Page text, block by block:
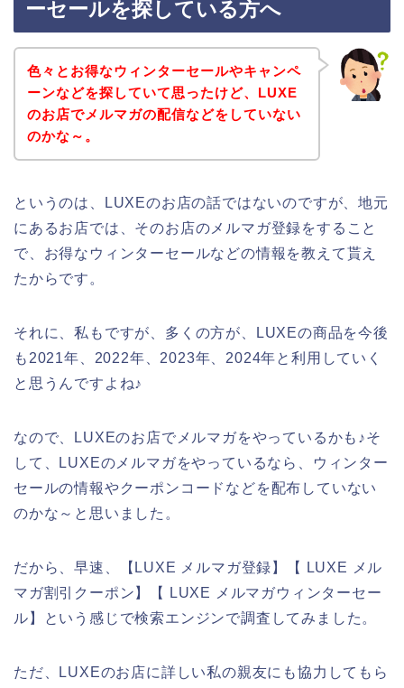
ーセールを探している方へ
色々とお得なウィンターセールやキャンペ
ーンなどを探していて思ったけど、LUXE
のお店でメルマガの配信などをしていない
のかな～。
というのは、LUXEのお店の話ではないのですが、地元
にあるお店では、そのお店のメルマガ登録をすること
で、お得なウィンターセールなどの情報を教えて貰え
たからです。
それに、私もですが、多くの方が、LUXEの商品を今後
も2021年、2022年、2023年、2024年と利用していく
と思うんですよね♪
なので、LUXEのお店でメルマガをやっているかも♪そ
して、LUXEのメルマガをやっているなら、ウィンター
セールの情報やクーポンコードなどを配布していない
のかな～と思いました。
だから、早速、【LUXE メルマガ登録】【 LUXE メル
マガ割引クーポン】【 LUXE メルマガウィンターセー
ル】という感じで検索エンジンで調査してみました。
ただ、LUXEのお店に詳しい私の親友にも協力してもら